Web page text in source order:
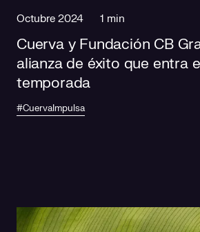
Octubre 2024 1 min
Cuerva y Fundación CB
alianza de éxito que entra
temporada
#CuervaImpulsa